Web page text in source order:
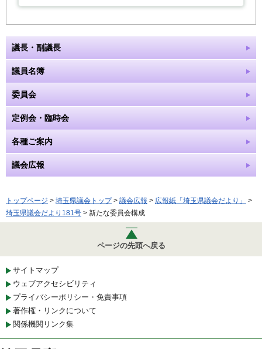
議長・副議長
議員名簿
委員会
定例会・臨時会
各種ご案内
議会広報
トップページ > 埼玉県議会トップ> 議会広報 > 広報紙「埼玉県議会だより」
>
埼玉県議会だより181号 > 新たな委員会構成
ページの先頭へ戻る
サイトマップ
ウェブアクセシビリティ
プライバシーポリシー・免責事項
著作権・リンクについて
関係機関リンク集